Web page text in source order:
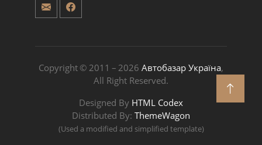
Copyright © 2011 – 2026 Автобазар Україна,
All Right Reserved.
Designed By HTML Codex
Distributed By: ThemeWagon
(Used a modified and simplified template)